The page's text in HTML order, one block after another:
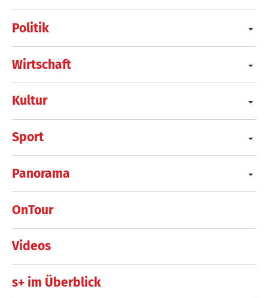
Politik
Wirtschaft
Kultur
Sport
Panorama
OnTour
Videos
s+ im Überblick